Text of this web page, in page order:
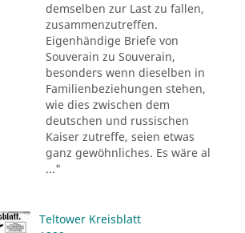
demselben zur Last zu fallen,
zusammenzutreffen.
Eigenhändige Briefe von
Souverain zu Souverain,
besonders wenn dieselben in
Familienbeziehungen stehen,
wie dies zwischen dem
deutschen und russischen
Kaiser zutreffe, seien etwas
ganz gewöhnliches. Es wäre al
..."
Teltower Kreisblatt